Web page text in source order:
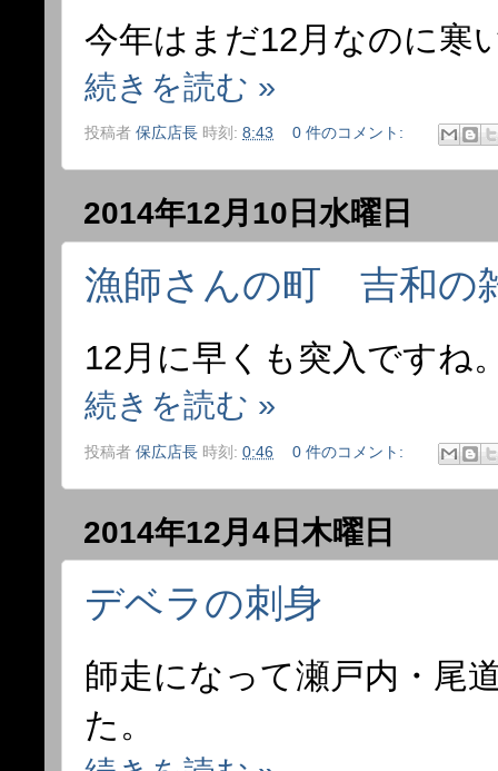
今年はまだ12月なのに寒
続きを読む »
投稿者 保広店長 時刻: 8:43 0 件のコメント:
2014年12月10日水曜日
漁師さんの町 吉和の
12月に早くも突入ですね
続きを読む »
投稿者 保広店長 時刻: 0:46 0 件のコメント:
2014年12月4日木曜日
デベラの刺身
師走になって瀬戸内・尾
た。